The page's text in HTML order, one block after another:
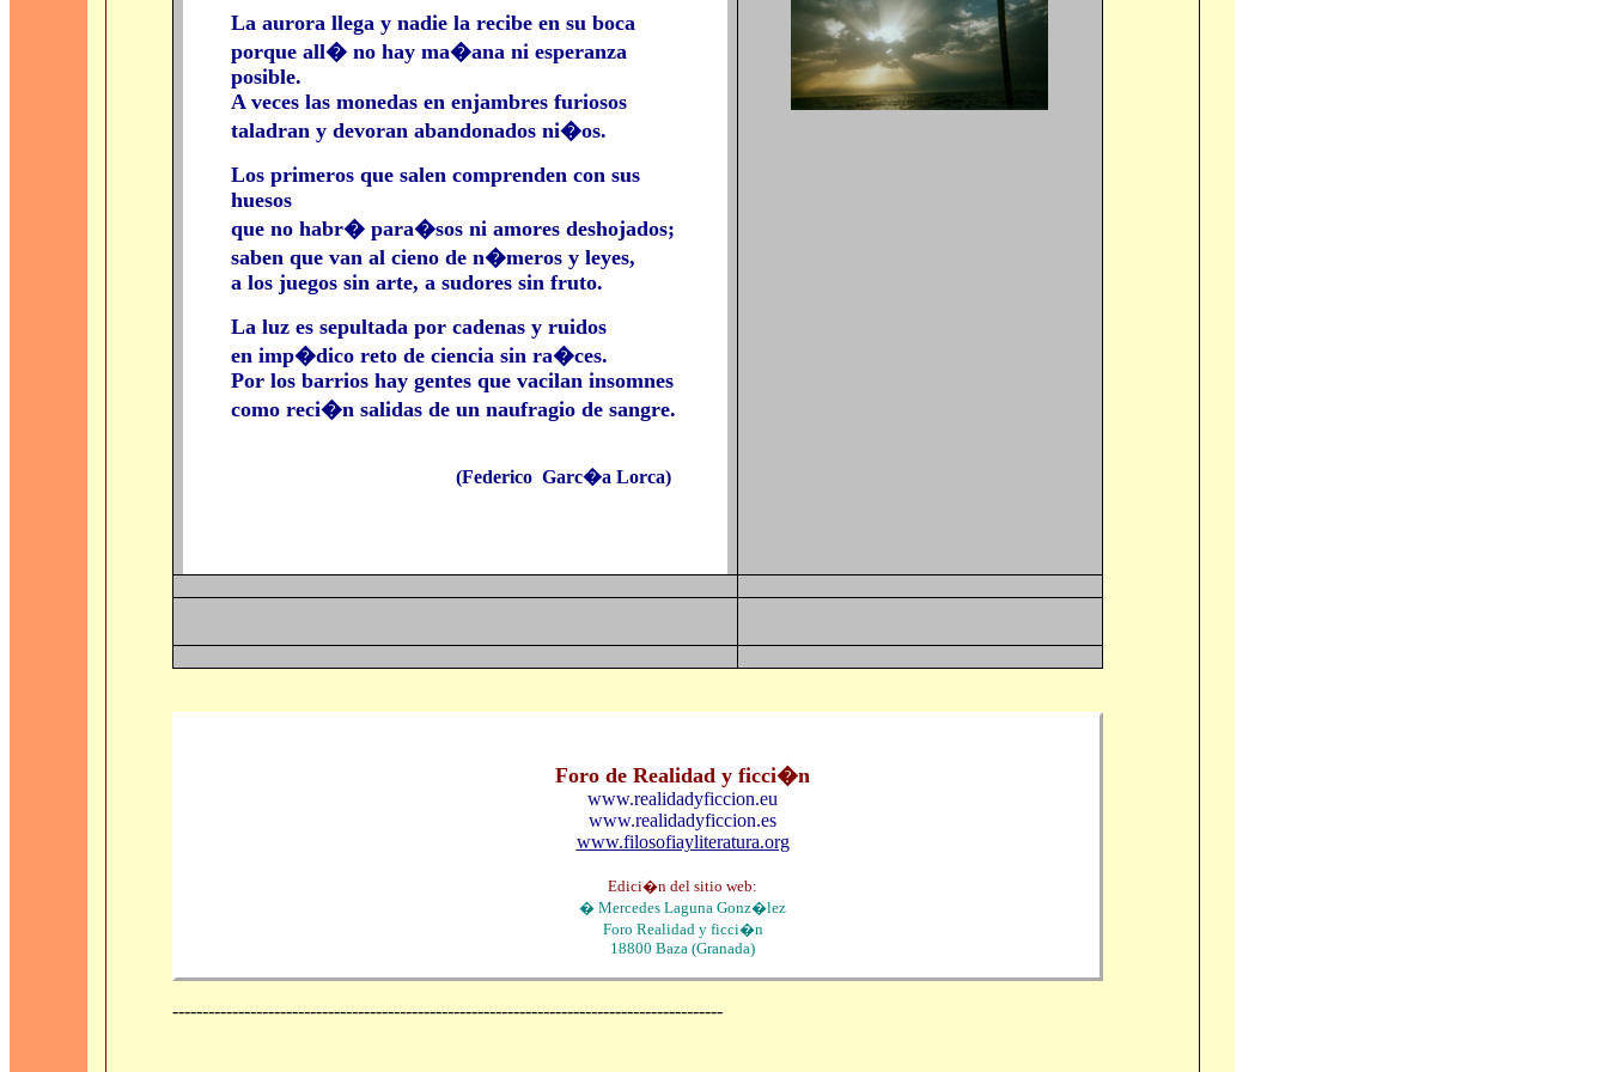
La aurora llega y nadie la recibe en su boca
porque all� no hay ma�ana ni esperanza
posible.
A veces las monedas en enjambres furiosos
taladran y devoran abandonados ni�os.
Los primeros que salen comprenden con sus
huesos
que no habr� para�sos ni amores deshojados;
saben que van al cieno de n�meros y leyes,
a los juegos sin arte, a sudores sin fruto.
La luz es sepultada por cadenas y ruidos
en imp�dico reto de ciencia sin ra�ces.
Por los barrios hay gentes que vacilan insomnes
como reci�n salidas de un naufragio de sangre.
(Federico Garc�a Lorca)
Foro de Realidad y ficci�n
www.realidadyficcion.eu
www.realidadyficcion.es
www.filosofiayliteratura.org
Edici�n del sitio web:
� Mercedes Laguna Gonz�lez
Foro Realidad y ficci�n
18800 Baza (Granada)
--------------------------------------------------------------------------------------------